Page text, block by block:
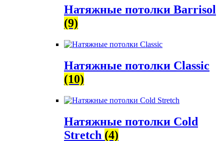
Натяжные потолки Barrisol
(9)
Натяжные потолки Classic
(10)
Натяжные потолки Cold
Stretch (4)